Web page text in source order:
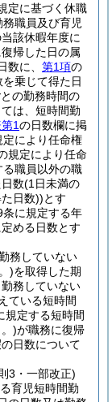
定に基づく休職
職員及び育児
該休暇年度に
帰した日の属
数に、 第1項の
乗じて得た日
の勤務時間の
は、短時間勤
1の日数欄に掲
定により任命権
規定により任命
る職員以外の職
数(1日未満の
日数))とす
に規定する年
める日数とす
務していない
)を取得した期
務していない
ている短時間
規定する短時間
)が職務に復帰
日数について
3・一部改正)
育児短時間勤